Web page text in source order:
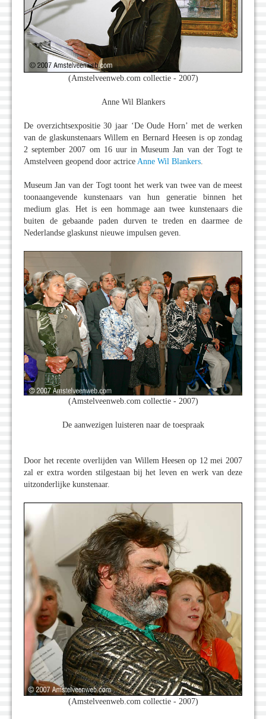
(Amstelveenweb.com collectie - 2007)
Anne Wil Blankers
De overzichtsexpositie 30 jaar ‘De Oude Horn’ met de werken
van de glaskunstenaars Willem en Bernard Heesen is op zondag
2 september 2007 om 16 uur in Museum Jan van der Togt te
Amstelveen geopend door actrice Anne Wil Blankers
Museum Jan van der Togt toont het werk van twee van de meest
toonaangevende kunstenaars van hun generatie binnen het
medium glas. Het is een hommage aan twee kunstenaars die
buiten de gebaande paden durven te treden en daarmee de
Nederlandse glaskunst nieuwe impulsen geven.
(Amstelveenweb.com collectie - 2007)
De aanwezigen luisteren naar de toespraak
Door het recente overlijden van Willem Heesen op 12 mei 2007
zal er extra worden stilgestaan bij het leven en werk van deze
uitzonderlijke kunstenaar.
(Amstelveenweb.com collectie - 2007)